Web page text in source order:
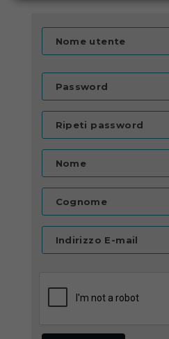
Nome utente
Password
Ripeti password
Nome
Cognome
Indirizzo E-mail